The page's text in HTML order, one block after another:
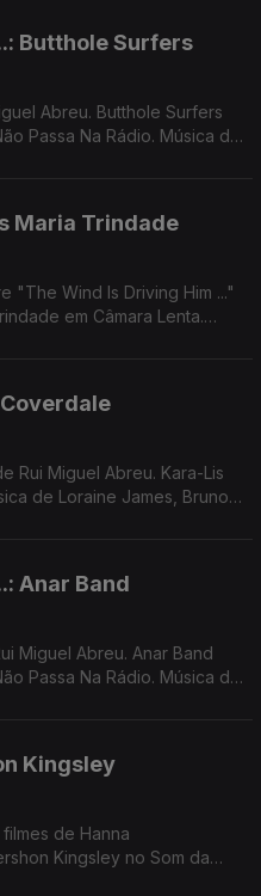
Butthole Surfers
Abreu. Butthole Surfers
Passa Na Rádio. Música de
Maria Trindade
"The Wind Is Driving Him ..."
em Câmara Lenta.
Rui Miguel Abreu. Kara-Lis
de Loraine James, Bruno
Anar Band
Miguel Abreu. Anar Band
Passa Na Rádio. Música de
Kingsley
de Hanna
Kingsley no Som da